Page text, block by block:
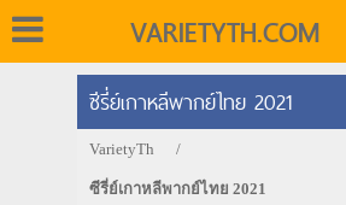
VARIETYTH.COM
ซีรี่ย์เกาหลีพากย์ไทย 2021
VarietyTh /
ซีรี่ย์เกาหลีพากย์ไทย 2021